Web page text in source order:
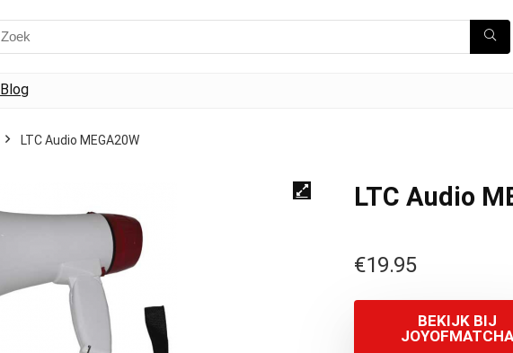
Blog
LTC Audio MEGA20W
LTC Audio
€19.95
BEKIJK BIJ
JOYOFMATCHA